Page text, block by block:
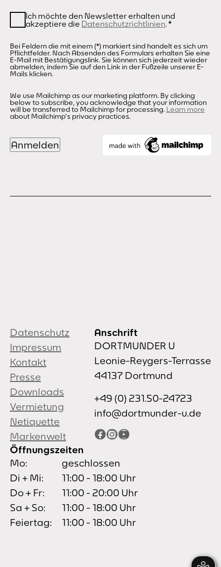
Ich möchte den Newsletter erhalten und
akzeptiere die Datenschutzrichtlinien.*
Bei Feldern die mit einem (*) markiert sind handelt es sich um
Pflichtfelder. Nach Absenden des Formulars erhalten Sie eine
E-Mail mit Bestätigungslink. Sie können sich jederzeit wieder
abmelden, indem Sie auf den Link in der Fußzeile unserer E-
Mails klicken.
We use Mailchimp as our marketing platform. By clicking
below to subscribe, you acknowledge that your information
will be transferred to Mailchimp for processing. Learn more
about Mailchimp's privacy practices.
Datenschutz
Impressum
Kontakt
Presse
Downloads
Vermietung
Netiquette
Markenwelt
Anschrift
DORTMUNDER U
Leonie-Reygers-Terrasse
44137 Dortmund
+49 (0) 231.50-24723
info@dortmunder-u.de
Facebook
Instagram
YouTube
Öffnungszeiten
Mo:
geschlossen
Di + Mi:
11:00 - 18:00 Uhr
Do + Fr:
11:00 - 20:00 Uhr
Sa + So:
11:00 - 18:00 Uhr
Feiertag:
11:00 - 18:00 Uhr